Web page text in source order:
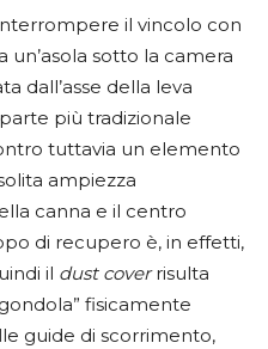
il vincolo con
sotto la camera
dall’asse della leva
più tradizionale
tuttavia un elemento
ampiezza
canna e il centro
di recupero è, in effetti,
il dust coverrisulta
fisicamente
guide di scorrimento,